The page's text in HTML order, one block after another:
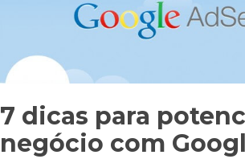
7 dicas para
negócio com